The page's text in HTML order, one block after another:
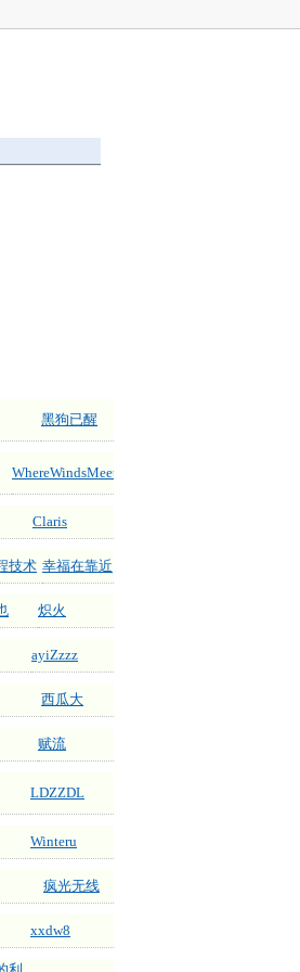
黑狗已醒
WhereWindsMeet
Claris
技术 幸福在靠近
炽火
ayiZzzz
西瓜大
赋流
LDZZDL
Winteru
疯光无线
xxdw8